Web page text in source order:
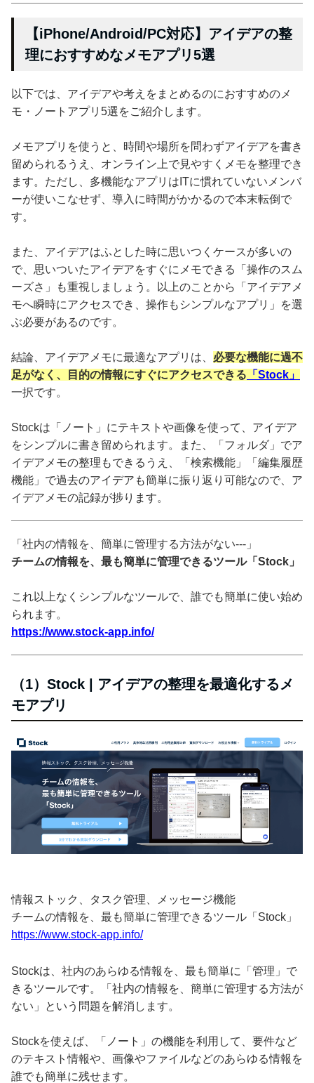
【iPhone/Android/PC対応】アイデアの整
理におすすめなメモアプリ5選
以下では、アイデアや考えをまとめるのにおすすめのメ
モ・ノートアプリ5選をご紹介します。
メモアプリを使うと、時間や場所を問わずアイデアを書き
留められるうえ、オンライン上で見やすくメモを整理でき
ます。ただし、多機能なアプリはITに慣れていないメンバ
ーが使いこなせず、導入に時間がかかるので本末転倒で
す。
また、アイデアはふとした時に思いつくケースが多いの
で、思いついたアイデアをすぐにメモできる「操作のスム
ーズさ」も重視しましょう。以上のことから「アイデアメ
モへ瞬時にアクセスでき、操作もシンプルなアプリ」を選
ぶ必要があるのです。
結論、アイデアメモに最適なアプリは、 必要な機能に過不
足がなく、目的の情報にすぐにアクセスできる 「Stock」
一択です。
Stockは「ノート」にテキストや画像を使って、アイデア
をシンプルに書き留められます。また、「フォルダ」でア
イデアメモの整理もできるうえ、「検索機能」「編集履歴
機能」で過去のアイデアも簡単に振り返り可能なので、ア
イデアメモの記録が捗ります。
「社内の情報を、簡単に管理する方法がない---」
チームの情報を、最も簡単に管理できるツール「Stock」
これ以上なくシンプルなツールで、誰でも簡単に使い始め
られます。
https://www.stock-app.info/
（1）Stock | アイデアの整理を最適化するメ
モアプリ
情報ストック、タスク管理、メッセージ機能
チームの情報を、最も簡単に管理できるツール「Stock」
https://www.stock-app.info/
Stockは、社内のあらゆる情報を、最も簡単に「管理」で
きるツールです。「社内の情報を、簡単に管理する方法が
ない」という問題を解消します。
Stockを使えば、「ノート」の機能を利用して、要件など
のテキスト情報や、画像やファイルなどのあらゆる情報を
誰でも簡単に残せます。